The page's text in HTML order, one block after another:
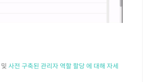
및 사전 구축된 관리자 역할 할당 에 대해 자세